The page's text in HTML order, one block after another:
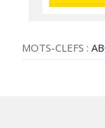
MOTS-CLEFS :